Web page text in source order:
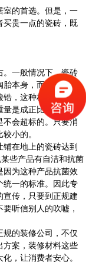
的首选。但是，一
贵一点的瓷砖，既
。一般情况下，瓷砖
本身，而在于某些
，这种材料与铀是
是成正比关系，釉
会超标的。只要消
小的。
在地上的瓷砖达到
些产品有自洁和抗菌
为这种产品抗菌效
一的标准。因此专
传，只要到正规建
听信别人的吹嘘，
的装修公司，不仅
案，装修材料这些
，让消费者安心。